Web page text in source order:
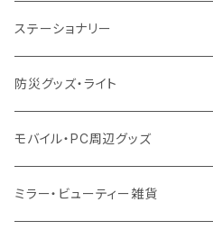
不織布
保冷
スウェット
ポリエステル
不織布
保冷
EVA
デニム・デニムライク
ポリエステル
リネン
クリアボトル
カスタムデザインボトル
プラスチック2層タンブラー
アルミタンブラー
バンブータンブラー
コーヒー配合タンブラー
ステンレス
バンブー
コーヒー配合
プラスチック
カトラリー
フードポット
コースター
ドリンク用品
ステーショナリー
単色ボールペン
多機能ペン
ペンケース
防災グッズ・ライト
防災セット
ラジオ・スピーカー
モバイル・PC周辺グッズ
チャージャー
ミラー・ビューティー雑貨